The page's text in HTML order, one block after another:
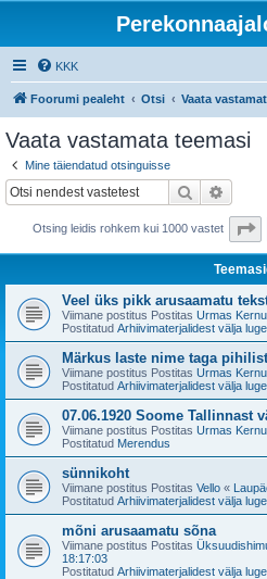
KKK
Foorumi pealeht Otsi Vaata
Vaata vastamata teemasi
Mine täiendatud otsinguisse
Otsi
Otsing leidis rohkem kui 1000 vastet 1
Veel üks pikk arusaamatu
Viimane postitus Postitas Urmas Kernu
Postitatud Arhiivimaterjalidest välja
Märkus laste nime taga
Viimane postitus Postitas Urmas Kernu
Postitatud Arhiivimaterjalidest välja
07.06.1920 Soome Tallinnast
Viimane postitus Postitas Urmas Kernu
Postitatud Merendus
sünnikoht
Viimane postitus Postitas Vello «
Postitatud Arhiivimaterjalidest välja
mõni arusaamatu sõna
Viimane postitus Postitas
18:17:03
Postitatud Arhiivimaterjalidest välja